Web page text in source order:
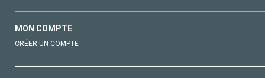
MON COMPTE
CRÉER UN COMPTE